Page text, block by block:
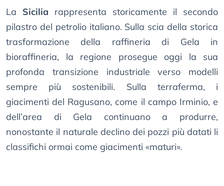
La Sicilia rappresenta storicamente il secondo
pilastro del petrolio italiano. Sulla scia della storica
trasformazione della raffineria di Gela in
bioraffineria, la regione prosegue oggi la sua
profonda transizione industriale verso modelli
sempre più sostenibili. Sulla terraferma, i
giacimenti del Ragusano, come il campo Irminio, e
dell’area di Gela continuano a produrre,
nonostante il naturale declino dei pozzi più datati li
classifichi ormai come giacimenti «maturi».